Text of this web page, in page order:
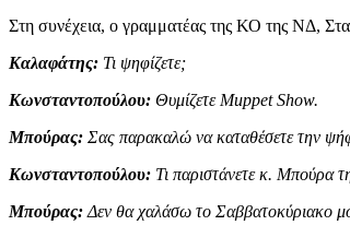
Στη συνέχεια, ο γραμματέας της ΚΟ της ΝΔ,
Καλαφάτης: Τι ψηφίζετε;
Κωνσταντοπούλου: Θυμίζετε Muppet Show.
Μπούρας: Σας παρακαλώ να καταθέσετε την
Κωνσταντοπούλου: Τι παριστάνετε κ. Μπούρα
Μπούρας:Δεν θα χαλάσω το Σαββατοκύριακο